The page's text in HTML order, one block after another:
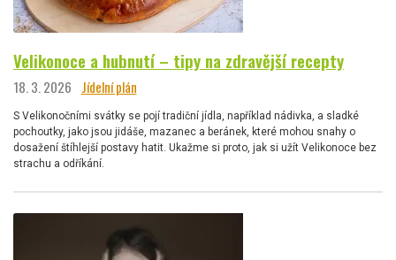
Velikonoce a hubnutí – tipy na zdravější recepty
18. 3. 2026 Jídelní plán
S Velikonočními svátky se pojí tradiční jídla, například nádivka, a sladké
pochoutky, jako jsou jidáše, mazanec a beránek, které mohou snahy o
dosažení štíhlejší postavy hatit. Ukažme si proto, jak si užít Velikonoce bez
strachu a odříkání.